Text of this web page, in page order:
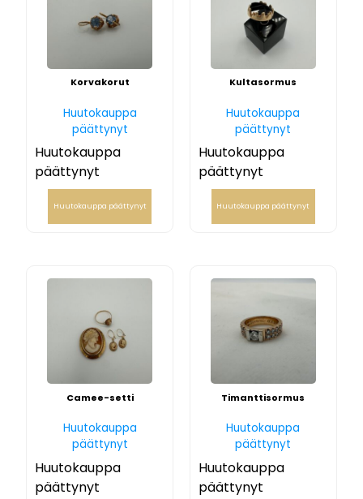
Korvakorut
Huutokauppa
päättynyt
Huutokauppa
päättynyt
Huutokauppa päättynyt
Kultasormus
Huutokauppa
päättynyt
Huutokauppa
päättynyt
Huutokauppa päättynyt
Camee-setti
Huutokauppa
päättynyt
Huutokauppa
päättynyt
Timanttisormus
Huutokauppa
päättynyt
Huutokauppa
päättynyt